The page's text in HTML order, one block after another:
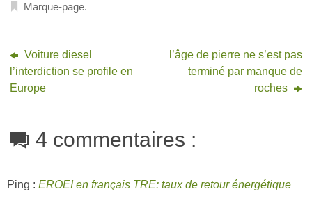
Marque-page.
Voiture diesel
l’interdiction se profile en
Europe
l’âge de pierre ne s’est pas
terminé par manque de
roches
4 commentaires :
Ping : EROEI en français TRE: taux de retour énergétique